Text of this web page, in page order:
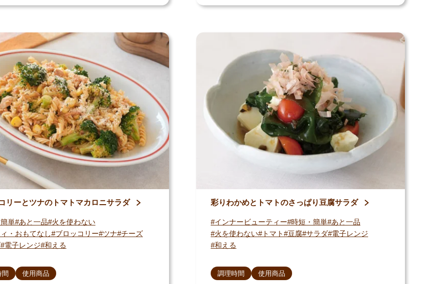
リーとツナのトマトマカロニサラダ
単 あと一品 火を使わない
・おもてなし ブロッコリー ツナ チーズ
電子レンジ 和える
使用商品
彩りわかめとトマトのさっぱり豆腐サラダ
インナービューティー 時短・簡単 あと一品
火を使わない トマト 豆腐 サラダ 電子レンジ
和える
調理時間 使用商品